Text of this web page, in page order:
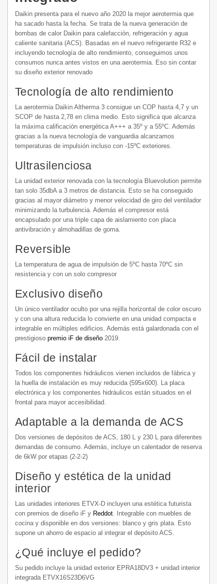
Daikin presenta para el nuevo año 2020 la mejor aerotermia que
ha sacado hasta la fecha. Se trata de la nueva generación de
bombas de calor Daikin para calefacción, refrigeración y agua
caliente sanitaria (ACS). Basadas en el nuevo refrigerante R32 e
incluyendo tecnología de alto rendimiento, conseguimos unos
consumos nunca antes vistos en una aerotermia. Eso sin contar
su diseño exterior renovado
Tecnología de alto rendimiento
La aerotermia Daikin Altherma 3 consigue un COP hasta 4,7 y un
SCOP de hasta 2,78 en clima medio. Esto significa que alcanza
la máxima calificación energética A+++ a 35º y a 55ºC. Además
gracias a la nueva tecnología de vanguardia alcanzamos
temperaturas de impulsión incluso con -15ºC exteriores.
Ultrasilenciosa
La unidad exterior renovada con la tecnología Bluevolution permite
tan solo 35dbA a 3 metros de distancia. Esto se ha conseguido
gracias al mayor diámetro y menor velocidad de giro del ventilador
minimizando la turbulencia. Además el compresor está
encapsulado por una triple capa de aislamiento con placa
antivibración y almohadillas de goma.
Reversible
La temperatura de agua de impulsión de 5ºC hasta 70ºC sin
resistencia y con un solo compresor
Exclusivo diseño
Un único ventilador oculto por una rejilla horizontal de color oscuro
y con una altura reducida lo convierte en una unidad compacta e
integrable en múltiples edificios. Además está galardonada con el
prestigioso premio iF de diseño 2019.
Fácil de instalar
Todos los componentes hidráulicos vienen incluidos de fábrica y
la huella de instalación es muy reducida (595x600). La placa
electrónica y los componentes hidráulicos están situados en el
frontal para mayor accesibilidad.
Adaptable a la demanda de ACS
Dos versiones de depósitos de ACS, 180 L y 230 L para diferentes
demandas de consumo. Además, incluye un calentador de reserva
de 6kW por etapas (2-2-2)
Diseño y estética de la unidad
interior
Las unidades interiores ETVX-D incluyen una estética futurista
con premios de diseño iF y Reddot. Integrable con muebles de
cocina y disponible en dos versiones: blanco y gris plata. Esto
supone un ahorro de espacio al integrar el depósito ACS.
¿Qué incluye el pedido?
Su pedido incluye la unidad exterior EPRA18DV3 + unidad interior
integrada ETVX16S23D6VG